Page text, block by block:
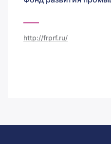
http://frprf.ru/